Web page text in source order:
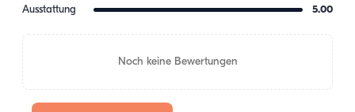
Ausstattung 5.00
Noch keine Bewertungen